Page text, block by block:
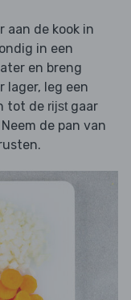
de kook in
in een
en breng
lager, leg een
tot de rijst gaar
de pan van